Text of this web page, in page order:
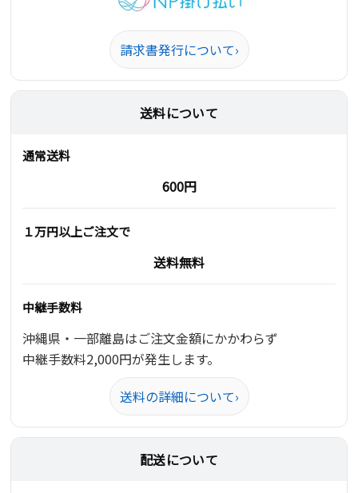
請求書発行について›
送料について
通常送料
600円
１万円以上ご注文で
送料無料
中継手数料
沖縄県・一部離島はご注文金額にかかわらず
中継手数料2,000円が発生します。
送料の詳細について›
配送について